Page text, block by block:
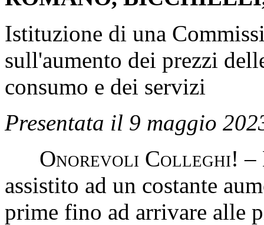
Istituzione di una
sull'aumento dei prezzi
consumo e dei servizi
Presentata il 9 maggio
Onorevoli Colleghi! –
assistito ad un costante
prime fino ad arrivare alle